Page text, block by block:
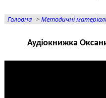
Головна–>Методичні
Аудіокнижка